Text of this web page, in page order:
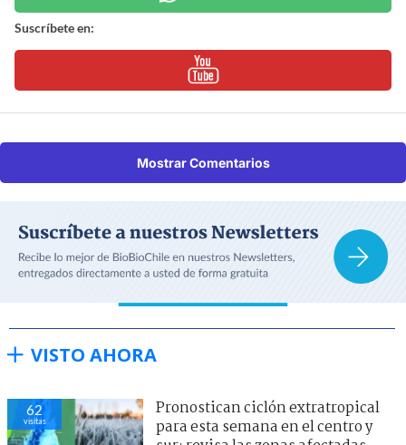
Suscríbete en:
Mostrar Comentarios
VISTO AHORA
62
visitas
Pronostican ciclón extratropical
para esta semana en el centro y